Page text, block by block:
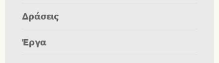
Δράσεις
Έργα